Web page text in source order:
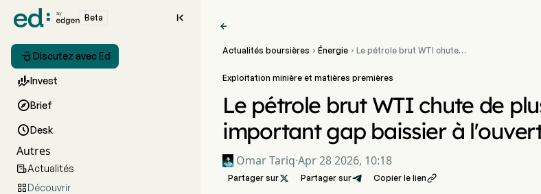
Beta 
 Discutez avec Ed
Invest
Brief
Desk
Autres
Actualités
Découvrir

Actualités boursières  Énergie  Le pétrole brut WTI chute
important gap baissier à
l'ouverture
Exploitation minière et matières premières
Le pétrole brut WTI chute de
important gap baissier à
Omar Tariq·Apr 28 2026, 10:18
Partager sur Partager sur Copier le lien